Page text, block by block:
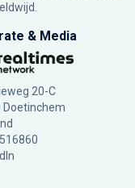
& Media
20-C
Doetinchem